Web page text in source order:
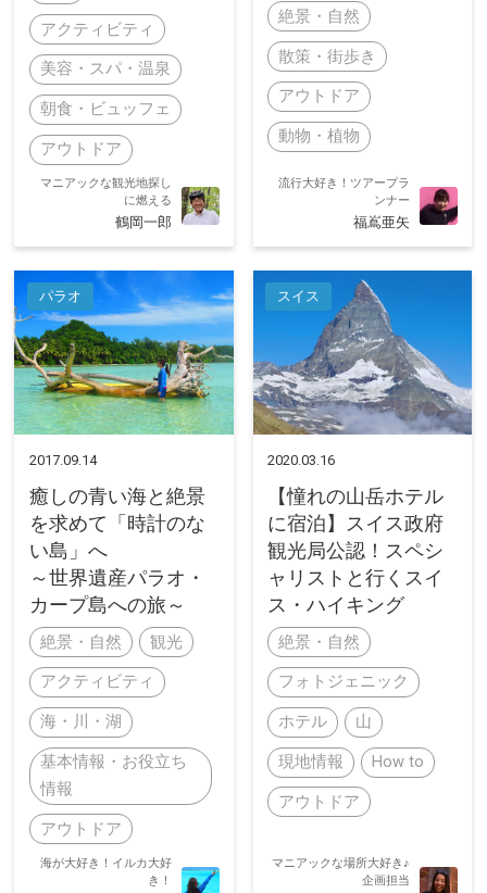
アクティビティ
美容・スパ・温泉
朝食・ビュッフェ
アウトドア
マニアックな観光地探し
に燃える
鶴岡一郎
絶景・自然
散策・街歩き
アウトドア
動物・植物
流行大好き！ツアープラ
ンナー
福嶌亜矢
パラオ
2017.09.14
癒しの青い海と絶景
を求めて「時計のな
い島」へ
～世界遺産パラオ・
カープ島への旅～
絶景・自然 観光
アクティビティ
海・川・湖
基本情報・お役立ち
情報
アウトドア
海が大好き！イルカ大好
き！
スイス
2020.03.16
【憧れの山岳ホテル
に宿泊】スイス政府
観光局公認！スペシ
ャリストと行くスイ
ス・ハイキング
絶景・自然
フォトジェニック
ホテル 山
現地情報 How to
アウトドア
マニアックな場所大好き♪
企画担当